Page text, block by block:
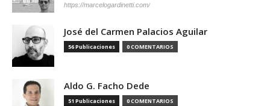
https://marcelogardinetti.com/
José del Carmen Palacios Aguilar
56 Publicaciones 0 COMENTARIOS
Aldo G. Facho Dede
51 Publicaciones 0 COMENTARIOS